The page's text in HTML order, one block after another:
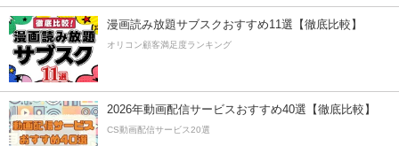
漫画読み放題サブスクおすすめ11選【徹底比較】
オリコン顧客満足度ランキング
2026年動画配信サービスおすすめ40選【徹底比較】
CS動画配信サービス20選